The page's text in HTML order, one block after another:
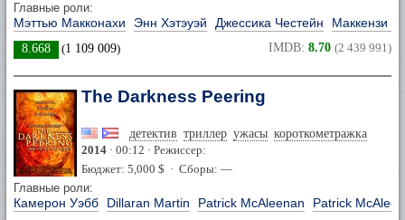
Главные роли:
Мэттью Макконахи Энн Хэтэуэй Джессика Честейн Маккензи
8.668 (1 109 009) IMDB: 8.70 (2 439 991)
The Darkness Peering
детектив триллер ужасы короткометражка
2014 · 00:12 · Режиссер:
Бюджет: 5,000 $ · Сборы: —
Главные роли:
Камерон Уэбб Dillaran Martin Patrick McAleenan Patrick